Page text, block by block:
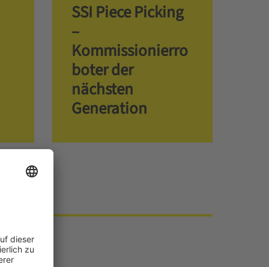
SSI Piece Picking
–
Kommissionierro
boter der
nächsten
Generation